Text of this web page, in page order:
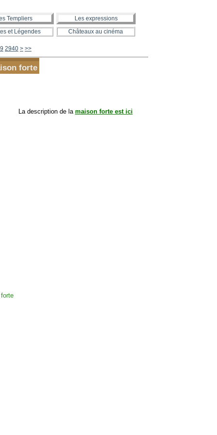
Templiers
Les expressions
et Légendes Châteaux au cinéma
2940 2950
2960
2970
2980
2990
3000
3100
3200
3300
3400
3500
3600
3700
3800
3900
4000
4100
4200
4300
4400
4500
4600
4700
4800
4900
5000
5100
5200
5300
5400
5500
5600
> >>
forte
La description de la maison forte est ici